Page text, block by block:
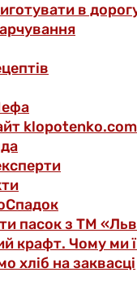
в
klopotenko.com
пасок з ТМ
крафт. Чому ми
хліб на заквасці